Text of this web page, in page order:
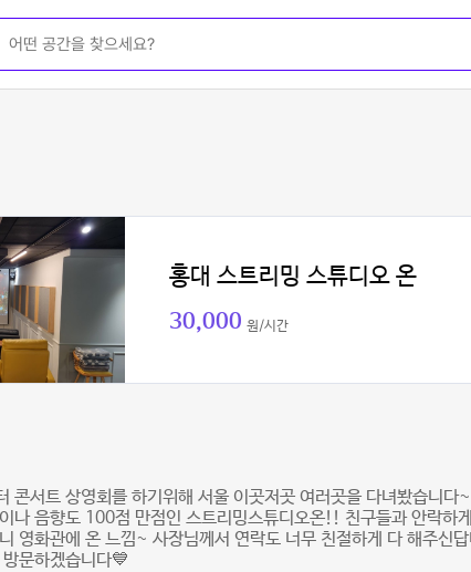
홍대 스트리밍 스튜디오 온
30,000 원/시간
콘서트 상영회를 하기위해 서울 이곳저곳 여러곳을 다녀봤습니다
나 음향도 100점 만점인 스트리밍스튜디오온!! 친구들과 안락하
영화관에 온 느낌~ 사장님께서 연락도 너무 친절하게 다 해주신
문하겠습니다💙